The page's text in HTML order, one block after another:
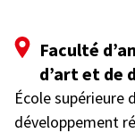
Faculté
d’art et de
École
développement